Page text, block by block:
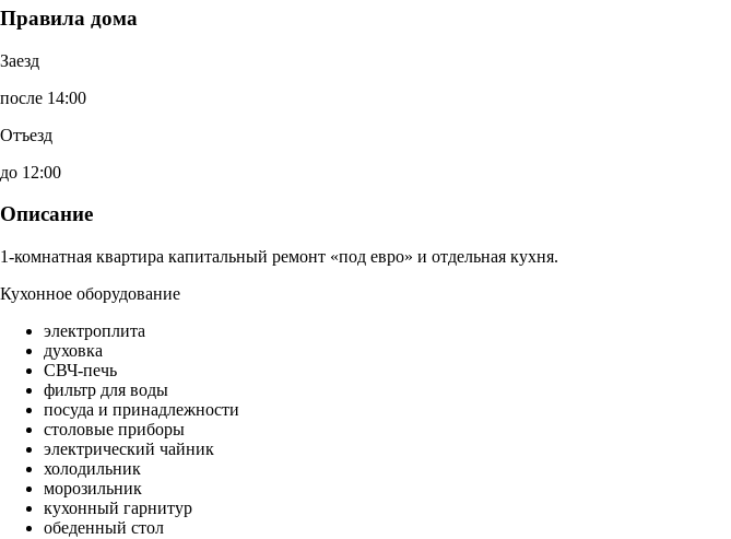
Правила дома
Заезд
после 14:00
Отъезд
до 12:00
Описание
1-комнатная квартира капитальный ремонт «под евро» и отдельная кухня.
Кухонное оборудование
электроплита
духовка
СВЧ-печь
фильтр для воды
посуда и принадлежности
столовые приборы
электрический чайник
холодильник
морозильник
кухонный гарнитур
обеденный стол